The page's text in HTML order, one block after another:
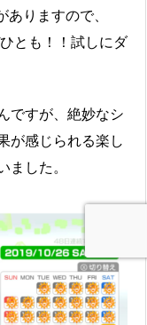
りますので、
とも！！試しにダ
ですが、絶妙なシ
が感じられる楽し
した。